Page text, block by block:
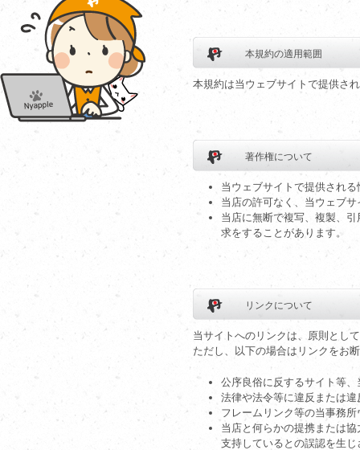
本規約の適用範囲
本規約は当ウェブサイトで提供さ
著作権について
当ウェブサイトで提供され
当店の許可なく、当ウェブ
当店に無断で複写、複製、
求をすることがあります。
リンクについて
当サイトへのリンクは、原則とし
ただし、以下の場合はリンクをお
公序良俗に反するサイト等
法律や法令等に違反または
フレームリンク等の当事務
当店と何らかの提携または
支持しているとの誤認を生